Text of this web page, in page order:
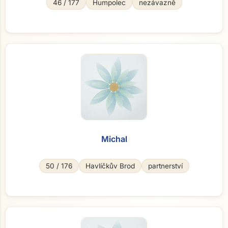
46 / 177 Humpolec nezávazně
Michal
50 / 176 Havlíčkův Brod partnerství